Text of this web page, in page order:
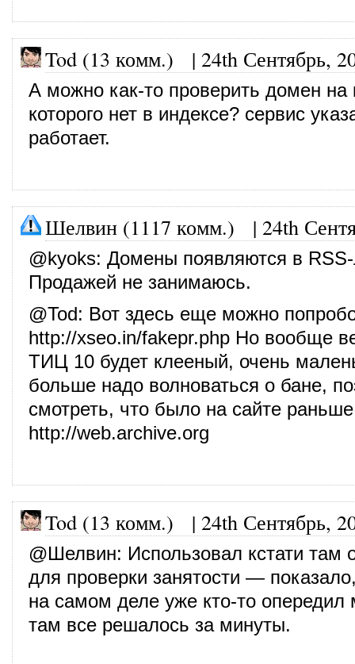
Tod (13 комм.) | 24th Сентябрь,
А можно как-то проверить домен на
которого нет в индексе? сервис
работает.
Шелвин (1117 комм.) | 24th
@kyoks: Домены появляются в
Продажей не занимаюсь.
@Tod: Вот здесь еще можно
http://xseo.in/fakepr.php Но вообще
ТИЦ 10 будет клееный, очень
больше надо волноваться о бане,
смотреть, что было на сайте
http://web.archive.org
Tod (13 комм.) | 24th Сентябрь,
@Шелвин: Использовал кстати там
для проверки занятости —
на самом деле уже кто-то
там все решалось за минуты.